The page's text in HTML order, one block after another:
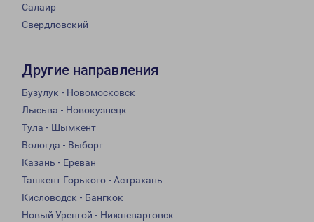
Салаир
Свердловский
Другие направления
Бузулук - Новомосковск
Лысьва - Новокузнецк
Тула - Шымкент
Вологда - Выборг
Казань - Ереван
Ташкент Горького - Астрахань
Кисловодск - Бангкок
Новый Уренгой - Нижневартовск